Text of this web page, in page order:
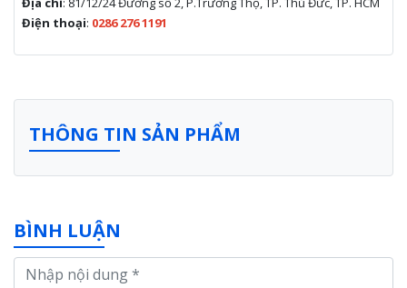
Điện thoại: 0286 276 1191
THÔNG TIN SẢN PHẨM
BÌNH LUẬN